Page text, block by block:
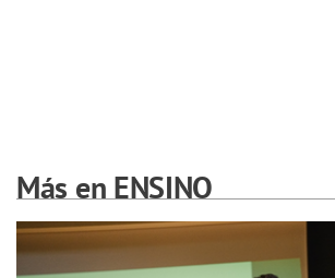
Más en ENSINO